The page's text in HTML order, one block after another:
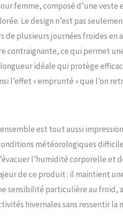
femme est adapté au
hivernales. Le
choix de cadeau
facile：Veuillez
adaptée en fonction
réduire les déchets
disposition pour vous
femme, composé d’une
Le design n’est pas
de plusieurs journées froides
contraignante, ce qui permet
idéale qui protège
l’effet « emprunté » que l’on
est tout aussi
météorologiques
l’humidité corporelle et
de ce produit : il maintient
sensibilité particulière au
hivernales sans ressentir la